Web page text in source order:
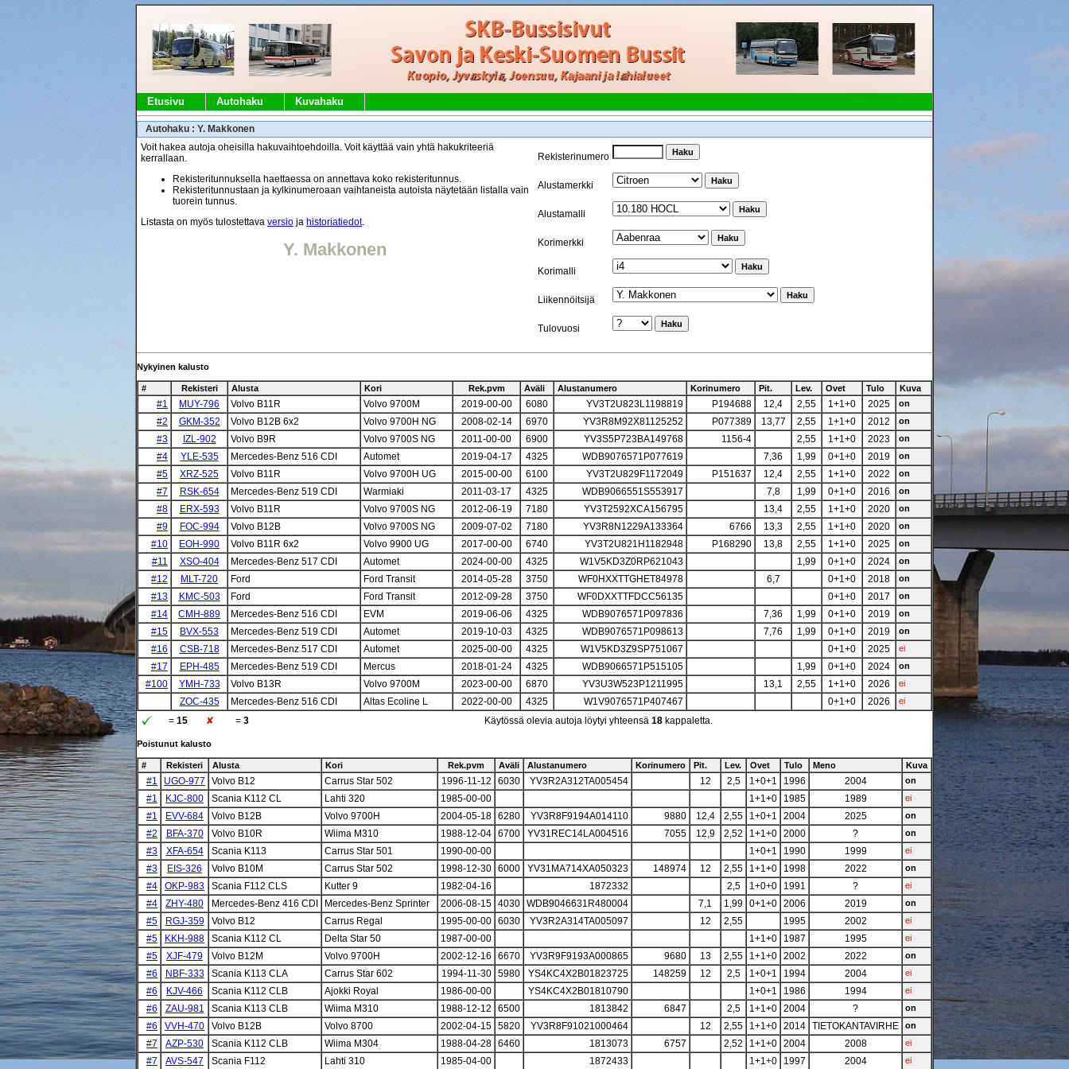
Etusivu Autohaku Kuvahaku
Autohaku : Y. Makkonen
Voit hakea autoja oheisilla hakuvaihtoehdoilla. Voit käyttää vain yhtä hakukriteeriä
kerrallaan.
Rekisteritunnuksella haettaessa on annettava koko rekisteritunnus.
Rekisteritunnustaan ja kylkinumeroaan vaihtaneista autoista näytetään listalla vain
tuorein tunnus.
Listasta on myös tulostettava versio ja historiatiedot.
Y. Makkonen
Rekisterinumero
Alustamerkki
Alustamalli
Korimerkki
Korimalli
Liikennöitsijä
Tulovuosi
Nykyinen kalusto
# Rekisteri Alusta Kori Rek.pvm Aväli Alustanumero Korinumero Pit. Lev. Ovet Tulo Kuva
#1 MUY-796 Volvo B11R Volvo 9700M 2019-00-00 6080 YV3T2U823L1198819 P194688 12,4 2,55 1+1+0 2025 on
#2 GKM-352 Volvo B12B 6x2 Volvo 9700H NG 2008-02-14 6970 YV3R8M92X81125252 P077389 13,77 2,55 1+1+0 2012 on
#3 IZL-902 Volvo B9R Volvo 9700S NG 2011-00-00 6900 YV3S5P723BA149768 1156-4 2,55 1+1+0 2023 on
#4 YLE-535 Mercedes-Benz 516 CDI Automet 2019-04-17 4325 WDB9076571P077619 7,36 1,99 0+1+0 2019 on
#5 XRZ-525 Volvo B11R Volvo 9700H UG 2015-00-00 6100 YV3T2U829F1172049 P151637 12,4 2,55 1+1+0 2022 on
#7 RSK-654 Mercedes-Benz 519 CDI Warmiaki 2011-03-17 4325 WDB9066551S553917 7,8 1,99 0+1+0 2016 on
#8 ERX-593 Volvo B11R Volvo 9700S NG 2012-06-19 7180 YV3T2592XCA156795 13,4 2,55 1+1+0 2020 on
#9 FOC-994 Volvo B12B Volvo 9700S NG 2009-07-02 7180 YV3R8N1229A133364 6766 13,3 2,55 1+1+0 2020 on
#10 EOH-990 Volvo B11R 6x2 Volvo 9900 UG 2017-00-00 6740 YV3T2U821H1182948 P168290 13,8 2,55 1+1+0 2025 on
#11 XSO-404 Mercedes-Benz 517 CDI Automet 2024-00-00 4325 W1V5KD3Z0RP621043 1,99 0+1+0 2024 on
#12 MLT-720 Ford Ford Transit 2014-05-28 3750 WF0HXXTTGHET84978 6,7 0+1+0 2018 on
#13 KMC-503 Ford Ford Transit 2012-09-28 3750 WF0DXXTTFDCC56135 0+1+0 2017 on
#14 CMH-889 Mercedes-Benz 516 CDI EVM 2019-06-06 4325 WDB9076571P097836 7,36 1,99 0+1+0 2019 on
#15 BVX-553 Mercedes-Benz 519 CDI Automet 2019-10-03 4325 WDB9076571P098613 7,76 1,99 0+1+0 2019 on
#16 CSB-718 Mercedes-Benz 517 CDI Automet 2025-00-00 4325 W1V5KD3Z9SP751067 0+1+0 2025 ei
#17 EPH-485 Mercedes-Benz 519 CDI Mercus 2018-01-24 4325 WDB9066571P515105 1,99 0+1+0 2024 on
#100 YMH-733 Volvo B13R Volvo 9700M 2023-00-00 6870 YV3U3W523P1211995 13,1 2,55 1+1+0 2026 ei
ZOC-435 Mercedes-Benz 516 CDI Altas Ecoline L 2022-00-00 4325 W1V9076571P407467 0+1+0 2026 ei
= 15 = 3 Käytössä olevia autoja löytyi yhteensä 18kappaletta.
Poistunut kalusto
# Rekisteri Alusta Kori Rek.pvm Aväli Alustanumero Korinumero Pit. Lev. Ovet Tulo Meno Kuva
#1 UGO-977 Volvo B12 Carrus Star 502 1996-11-12 6030 YV3R2A312TA005454 12 2,5 1+0+1 1996 2004 on
#1 KJC-800 Scania K112 CL Lahti 320 1985-00-00 1+1+0 1985 1989 ei
#1 EVV-684 Volvo B12B Volvo 9700H 2004-05-18 6280 YV3R8F9194A014110 9880 12,4 2,55 1+0+1 2004 2025 on
#2 BFA-370 Volvo B10R Wiima M310 1988-12-04 6700 YV31REC14LA004516 7055 12,9 2,52 1+1+0 2000 ? on
#3 XFA-654 Scania K113 Carrus Star 501 1990-00-00 1+0+1 1990 1999 ei
#3 EIS-326 Volvo B10M Carrus Star 502 1998-12-30 6000 YV31MA714XA050323 148974 12 2,55 1+1+0 1998 2022 on
#4 OKP-983 Scania F112 CLS Kutter 9 1982-04-16 1872332 2,5 1+0+0 1991 ? ei
#4 ZHY-480 Mercedes-Benz 416 CDI Mercedes-Benz Sprinter 2006-08-15 4030 WDB9046631R480004 7,1 1,99 0+1+0 2006 2019 on
#5 RGJ-359 Volvo B12 Carrus Regal 1995-00-00 6030 YV3R2A314TA005097 12 2,55 1995 2002 ei
#5 KKH-988 Scania K112 CL Delta Star 50 1987-00-00 1+1+0 1987 1995 ei
#5 XJF-479 Volvo B12M Volvo 9700H 2002-12-16 6670 YV3R9F9193A000865 9680 13 2,55 1+1+0 2002 2022 on
#6 NBF-333 Scania K113 CLA Carrus Star 602 1994-11-30 5980 YS4KC4X2B01823725 148259 12 2,5 1+0+1 1994 2004 ei
#6 KJV-466 Scania K112 CLB Ajokki Royal 1986-00-00 YS4KC4X2B01810790 1+0+1 1986 1994 ei
#6 ZAU-981 Scania K113 CLB Wiima M310 1988-12-12 6500 1813842 6847 2,5 1+1+0 2004 ? on
#6 VVH-470 Volvo B12B Volvo 8700 2002-04-15 5820 YV3R8F91021000464 12 2,55 1+1+0 2014 TIETOKANTAVIRHE on
#7 AZP-530 Scania K112 CLB Wiima M304 1988-04-28 6460 1813073 6757 2,52 1+1+0 2004 2008 ei
#7 AVS-547 Scania F112 Lahti 310 1985-04-00 1872433 1+1+0 1997 2004 ei